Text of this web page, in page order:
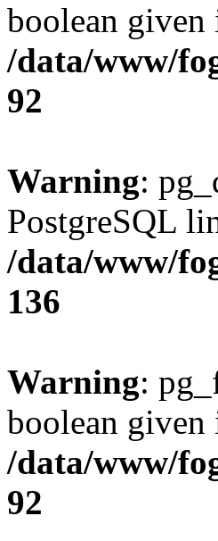
boolean given
/data/www/
92
Warning:
PostgreSQL
/data/www/
136
Warning:
boolean given
/data/www/
92